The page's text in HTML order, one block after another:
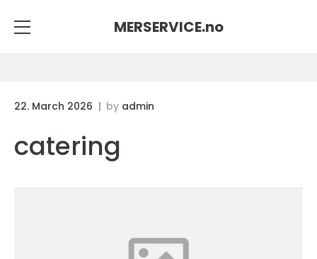
MERSERVICE.no
22. March 2026 by admin
catering